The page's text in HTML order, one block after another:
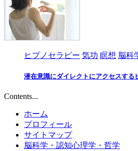
ヒプノセラピー 気功 瞑想 脳科
潜在意識にダイレクトにアクセスする
Contents...
ホーム
プロフィール
サイトマップ
脳科学・認知心理学・哲学